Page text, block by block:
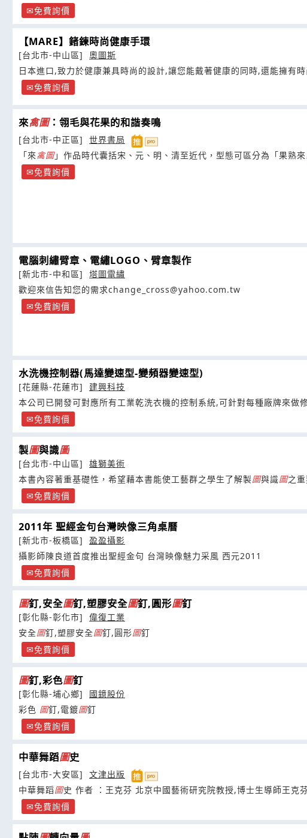
免費詢價
【MARE】鍺鍊時尚健康手環
[台北市-中山區]
奧圖斯
日本進口,致力於健康兼具時尚的設計,讓您能戴著健康的同時,還能擁有
免費詢價
來禽圖：翎毛與花果的和諧奏鳴
[台北市-中正區]
世界書局
「來 禽圖」作品時代囊括宋、元、明、清至近代，型態可區分為「果熟來
免費詢價
電腦刺繡臂章、電繡LOGO、臂章製作
[新北市-中和區]
塔圖電繡
歡迎來信告知您的需求change_cross@yahoo.com.tw
免費詢價
水洗機控制器(馬達變速型-變頻器變速型)
[花蓮縣-花蓮市]
建興科技
本公司已開發可對應所有工業乾洗衣機的控制系統,可針對每種廠牌來做
免費詢價
製圖與識圖
[台北市-中山區]
雄獅美術
本書內容著重基礎性，希望藉本書能使工藝群之學生了解製圖與識圖之
本能力，
免費詢價
2011年 聖經金句台灣映像三角桌曆
[新北市-板橋區]
盈盈攝影
攝影師陳良道首度推出聖經金句 台灣映像魅力采風 西元2011
免費詢價
圖釘,安全圖釘,塑膠安全圖釘,圓形圖釘
[彰化縣-彰化市]
偉復工業
安全圖釘,塑膠安全圖釘,圓形圖釘
免費詢價
圖釘,彩色圖釘
[彰化縣-埔心鄉]
國鐿股份
彩色 圖釘,電鍍圖釘
免費詢價
中華舞蹈圖史
[台北市-大安區]
文津出版
中華舞蹈圖
史 作者 ：王克芬 北京中國藝術研究院教授,博士生
免費詢價